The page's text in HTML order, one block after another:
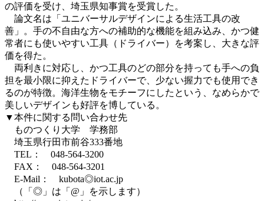
の評価を受け、埼玉県知事賞を受賞した。
論文名は「ユニバーサルデザインによる生活工具の改
善」。手の不自由な方への補助的な機能を組み込み、かつ健
常者にも使いやすい工具（ドライバー）を考案し、大きな評
価を得た。
両利きに対応し、かつ工具のどの部分を持っても手への負
担を最小限に抑えたドライバーで、少ない握力でも使用でき
るのが特徴。海洋生物をモチーフにしたという、なめらかで
美しいデザインも好評を博している。
▼本件に関する問い合わせ先
ものつくり大学 学務部
埼玉県行田市前谷333番地
TEL： 048-564-3200
FAX： 048-564-3201
E-Mail： kubota◎iot.ac.jp
（「◎」は「@」を示します）